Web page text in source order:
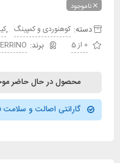
ناموجود
دسته: کوهنوردی و کمپینگ
0 از 5
FERRINO
محصول در حال حاضر
گارانتی اصالت و سلامت